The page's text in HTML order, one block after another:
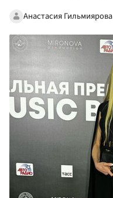
Анастасия Гильмиярова